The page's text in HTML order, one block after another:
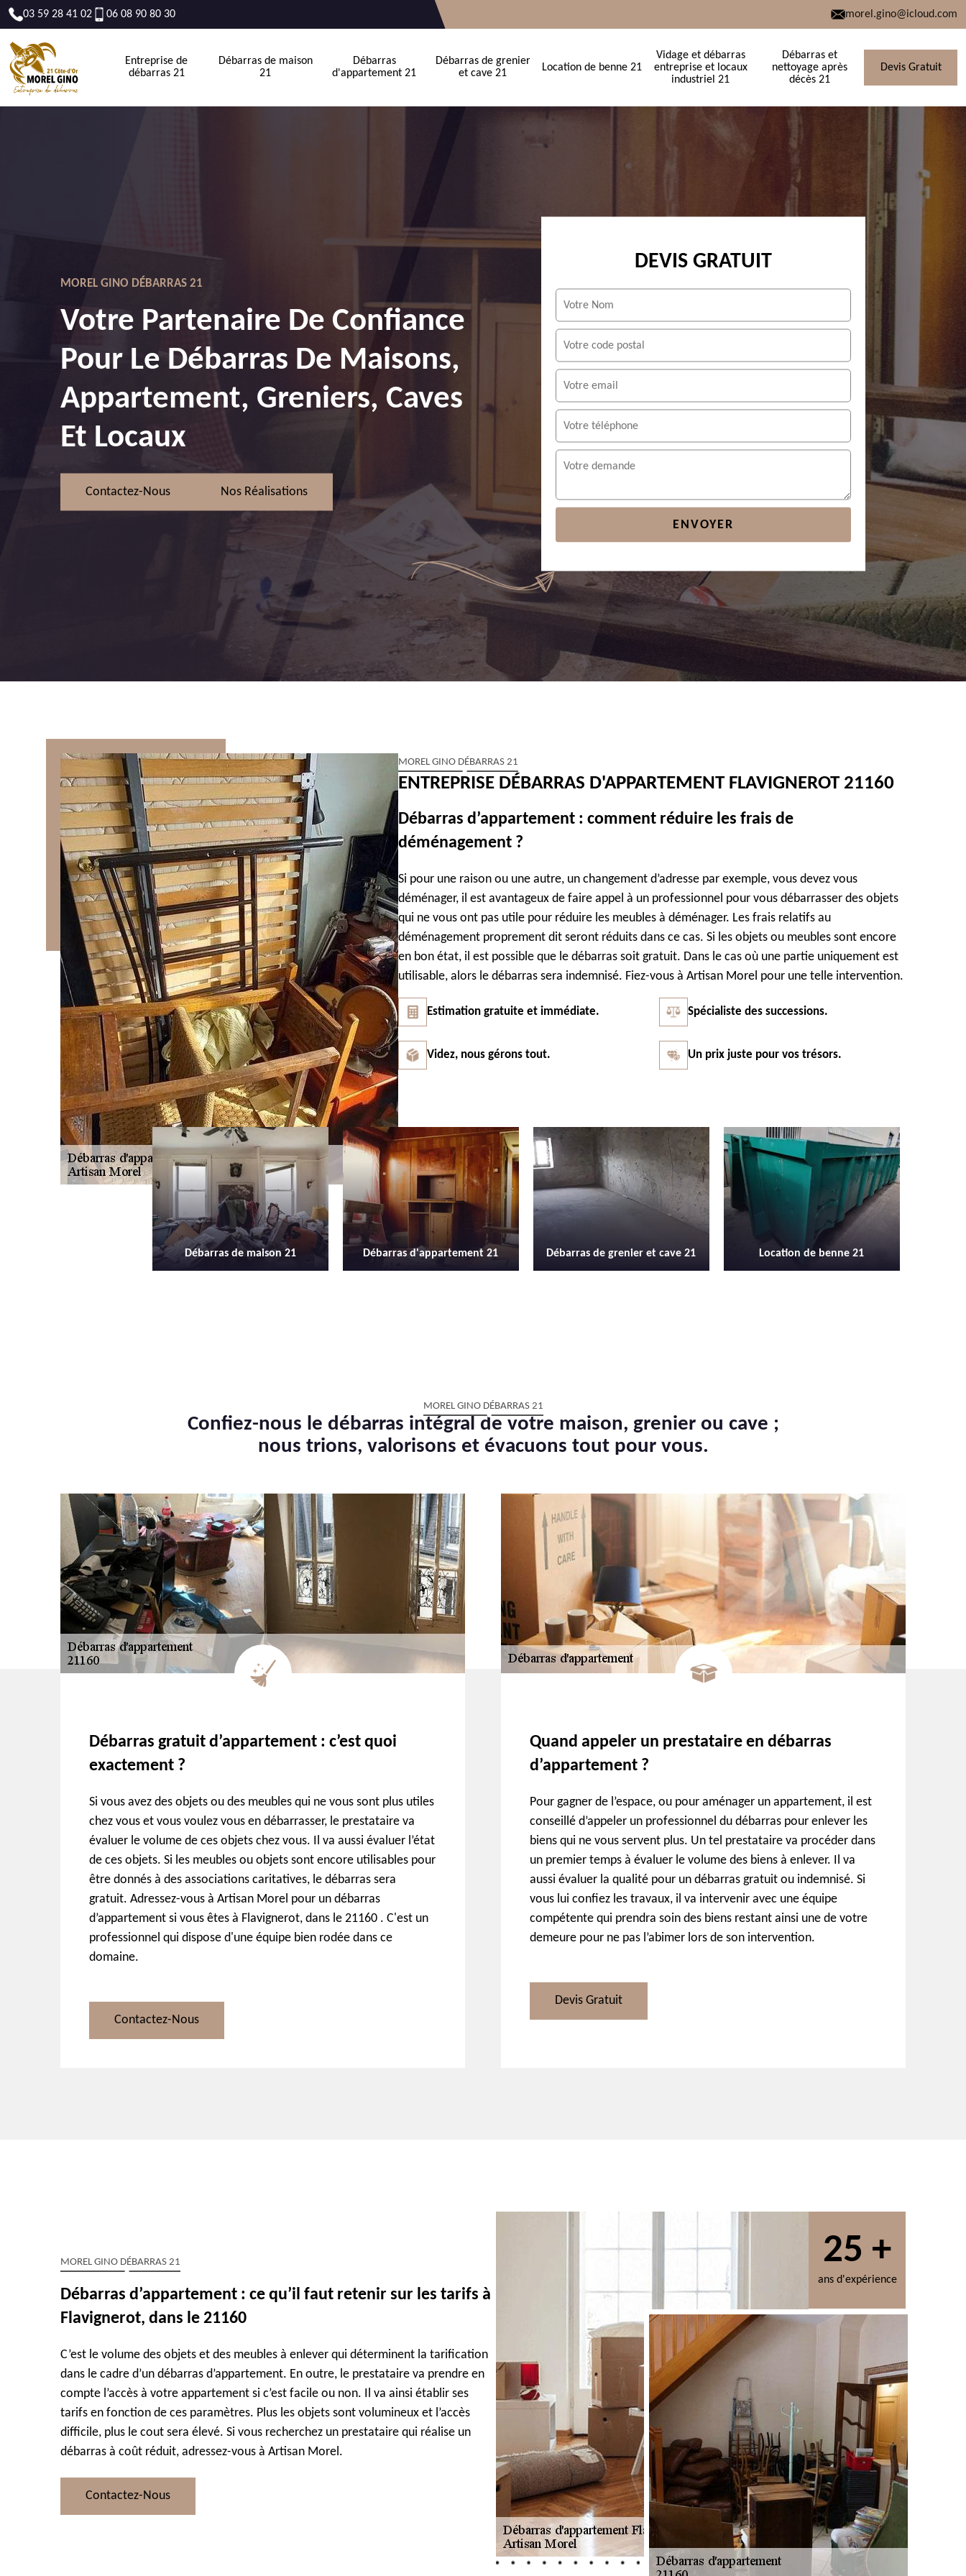
03 59 28 41 02 06 08 90 80 30 morel.gino@icloud.com
Entreprise de
débarras 21
Débarras de maison
21
Débarras
d'appartement 21
Débarras de grenier
et cave 21
Location de benne 21
Vidage et débarras
entreprise et locaux
industriel 21
Débarras et
nettoyage après
décès 21
Devis Gratuit
MOREL GINO DÉBARRAS 21
Votre Partenaire De Confiance
Pour Le Débarras De Maisons,
Appartement, Greniers, Caves
Et Locaux
Contactez-Nous Nos Réalisations
DEVIS GRATUIT
MOREL GINO DÉBARRAS 21
ENTREPRISE DÉBARRAS D'APPARTEMENT FLAVIGNEROT 21160
Débarras d’appartement : comment réduire les frais de
déménagement ?
Si pour une raison ou une autre, un changement d’adresse par exemple, vous devez vous
déménager, il est avantageux de faire appel à un professionnel pour vous débarrasser des objets
qui ne vous ont pas utile pour réduire les meubles à déménager. Les frais relatifs au
déménagement proprement dit seront réduits dans ce cas. Si les objets ou meubles sont encore
en bon état, il est possible que le débarras soit gratuit. Dans le cas où une partie uniquement est
utilisable, alors le débarras sera indemnisé. Fiez-vous à Artisan Morel pour une telle intervention.
Estimation gratuite et immédiate. Spécialiste des successions.
Videz, nous gérons tout. Un prix juste pour vos trésors.
Débarras d'appartement 21 Débarras de grenier et cave 21 Location de benne 21
Vidage et débarras entreprise et
locaux industriel 21
MOREL GINO DÉBARRAS 21
Confiez-nous le débarras intégral de votre maison, grenier ou cave ;
nous trions, valorisons et évacuons tout pour vous.
Débarras gratuit d’appartement : c’est quoi
exactement ?
Si vous avez des objets ou des meubles qui ne vous sont plus utiles
chez vous et vous voulez vous en débarrasser, le prestataire va
évaluer le volume de ces objets chez vous. Il va aussi évaluer l’état
de ces objets. Si les meubles ou objets sont encore utilisables pour
être donnés à des associations caritatives, le débarras sera
gratuit. Adressez-vous à Artisan Morel pour un débarras
d’appartement si vous êtes à Flavignerot, dans le 21160 . C'est un
professionnel qui dispose d'une équipe bien rodée dans ce
domaine.
Contactez-Nous
Quand appeler un prestataire en débarras
d’appartement ?
Pour gagner de l’espace, ou pour aménager un appartement, il est
conseillé d’appeler un professionnel du débarras pour enlever les
biens qui ne vous servent plus. Un tel prestataire va procéder dans
un premier temps à évaluer le volume des biens à enlever. Il va
aussi évaluer la qualité pour un débarras gratuit ou indemnisé. Si
vous lui confiez les travaux, il va intervenir avec une équipe
compétente qui prendra soin des biens restant ainsi une de votre
demeure pour ne pas l’abimer lors de son intervention.
Devis Gratuit
MOREL GINO DÉBARRAS 21
Débarras d’appartement : ce qu’il faut retenir sur les tarifs à
Flavignerot, dans le 21160
C’est le volume des objets et des meubles à enlever qui déterminent la tarification
dans le cadre d’un débarras d’appartement. En outre, le prestataire va prendre en
compte l’accès à votre appartement si c’est facile ou non. Il va ainsi établir ses
tarifs en fonction de ces paramètres. Plus les objets sont volumineux et l’accès
difficile, plus le cout sera élevé. Si vous recherchez un prestataire qui réalise un
débarras à coût réduit, adressez-vous à Artisan Morel.
Contactez-Nous
25 +
ans d'expérience